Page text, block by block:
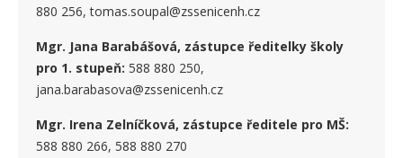
880 256, tomas.soupal@zssenicenh.cz
Mgr. Jana Barabášová, zástupce ředitelky školy
pro 1. stupeň: 588 880 250,
jana.barabasova@zssenicenh.cz
Mgr. Irena Zelníčková, zástupce ředitele pro MŠ:
588 880 266, 588 880 270